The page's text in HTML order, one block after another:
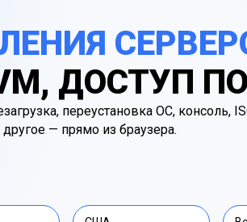
ДОСТУП
переустановка ОС, консоль,
— прямо из браузера.